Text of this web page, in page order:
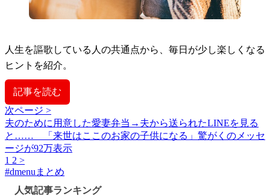
人生を謳歌している人の共通点から、毎日が少し楽しくなる
ヒントを紹介。
記事を読む
次ページ >
夫のために用意した愛妻弁当→夫から送られたLINEを見る
と…… 「来世はここのお家の子供になる」驚がくのメッセ
ージが92万表示
1 2 >
#dmenuまとめ
人気記事ランキング